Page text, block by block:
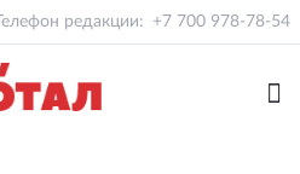
Телефон редакции: +7 700 978-78-54